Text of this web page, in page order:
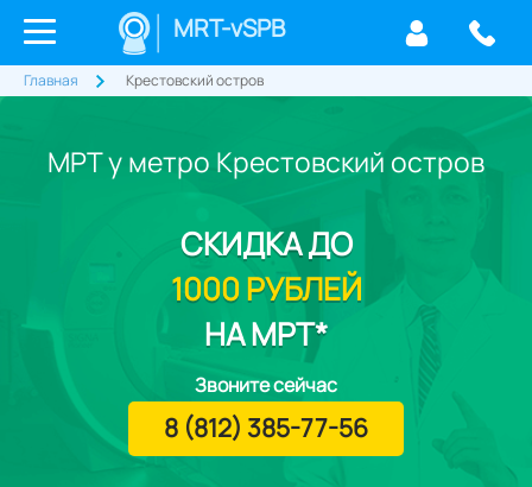
MRT-vSPB
Главная Крестовский остров
МРТ у метро Крестовский остров
СКИДКАДО
1000 РУБЛЕЙ
НА МРТ*
Звоните сейчас
8 (812) 385-77-56